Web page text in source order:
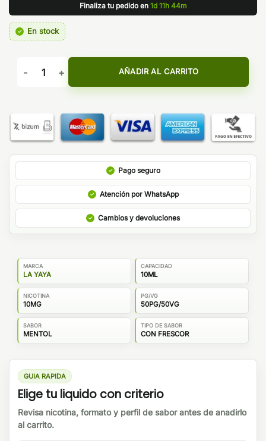
Finaliza tu pedido en 1d 11h 44m
En stock
Bajo Zero 10ml - La Yaya Salt cantidad
AÑADIR AL CARRITO
Pago seguro
Atención por WhatsApp
Cambios y devoluciones
MARCA
LA YAYA
CAPACIDAD
10ML
NICOTINA
10MG
PG/VG
50PG/50VG
SABOR
MENTOL
TIPO DE SABOR
CON FRESCOR
GUIA RAPIDA
Elige tu liquido con criterio
Revisa nicotina, formato y perfil de sabor antes de anadirlo
al carrito.